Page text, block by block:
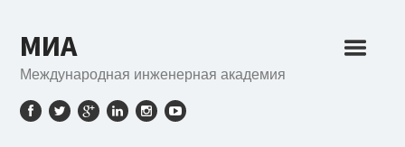
МИА
Международная инженерная академия